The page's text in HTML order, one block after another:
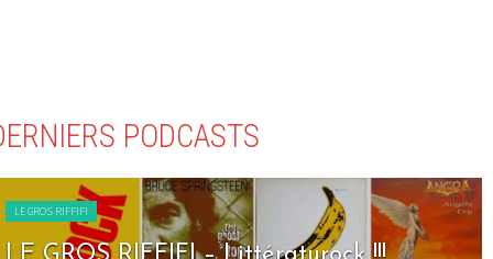
PODCASTS
LE GROS RIFFIFI